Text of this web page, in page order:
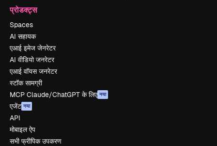
प्रोडक्ट्स
Spaces
AI सहायक
एआई इमेज जेनरेटर
AI वीडियो जनरेटर
एआई वॉयस जनरेटर
स्टॉक सामग्री
MCP Claude/ChatGPT के लिए नया
एजेंट नया
API
मोबाइल ऐप
सभी फ्रीपिक उपकरण